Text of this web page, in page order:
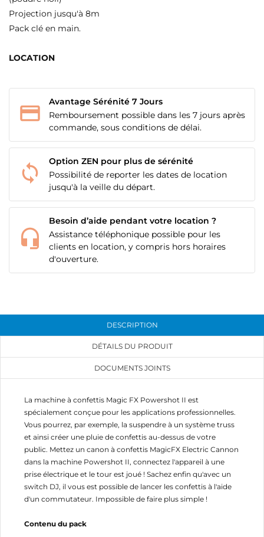
Projection jusqu'à 8m
Pack clé en main.
LOCATION
Avantage Sérénité 7 Jours
Remboursement possible dans les 7 jours après
commande, sous conditions de délai.
Option ZEN pour plus de sérénité
Possibilité de reporter les dates de location
jusqu'à la veille du départ.
Besoin d’aide pendant votre location ?
Assistance téléphonique possible pour les
clients en location, y compris hors horaires
d'ouverture.
DESCRIPTION
DÉTAILS DU PRODUIT
DOCUMENTS JOINTS
La machine à confettis Magic FX Powershot II est
spécialement conçue pour les applications professionnelles.
Vous pourrez, par exemple, la suspendre à un système truss
et ainsi créer une pluie de confettis au-dessus de votre
public. Mettez un canon à confettis MagicFX Electric Cannon
dans la machine Powershot II, connectez l'appareil à une
prise électrique et le tour est joué ! Sachez enfin qu'avec un
switch DJ, il vous est possible de lancer les confettis à l'aide
d'un commutateur. Impossible de faire plus simple !
Contenu du pack
MES LISTES
add_circle_outline
CRÉER UNE LISTE D'ENVIES
NOM DE LA LISTE D'ENVIES
CONNEXION
Vous devez être connecté pour ajouter des produits
à votre liste d'envies.